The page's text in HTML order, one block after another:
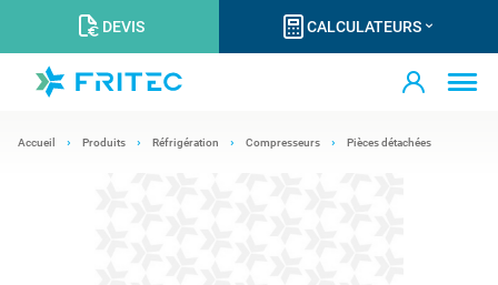
DEVIS CALCULATEURS
Accueil Produits Réfrigération Compresseurs Pièces détachées